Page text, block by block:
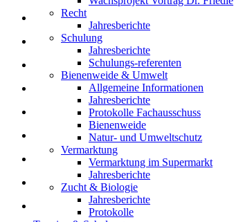
Recht
Jahresberichte
Schulung
Jahresberichte
Schulungs-referenten
Bienenweide & Umwelt
Allgemeine Informationen
Jahresberichte
Protokolle Fachausschuss
Bienenweide
Natur- und Umweltschutz
Vermarktung
Vermarktung im Supermarkt
Jahresberichte
Zucht & Biologie
Jahresberichte
Protokolle